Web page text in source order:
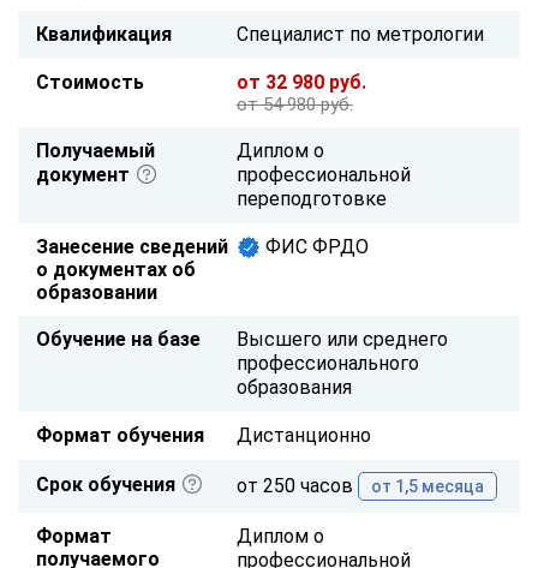
Квалификация Специалист по метрологии
Стоимость от 32 980 руб.
от 54 980 руб.
Получаемый
документ
Диплом о
профессиональной
переподготовке
Занесение сведений
о документах об
образовании
ФИС ФРДО
Обучение на базе
Высшего или среднего
профессионального
образования
Формат обучения Дистанционно
Срок обучения от 250 часов от 1,5 месяца
Формат
получаемого
Диплом о
профессиональной